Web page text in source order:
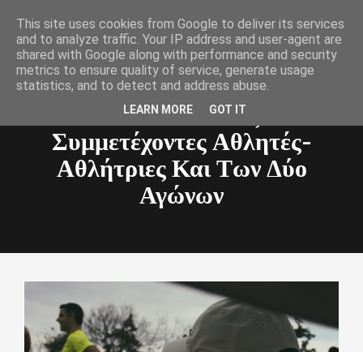
Toggle
Λίστα Με Τους
Συμμετέχοντες Αθλητές-
Αθλήτριες Και Των Δύο
Αγώνων
This site uses cookies from Google to deliver its services
and to analyze traffic. Your IP address and user-agent are
shared with Google along with performance and security
metrics to ensure quality of service, generate usage
statistics, and to detect and address abuse.
LEARN MORE GOT IT